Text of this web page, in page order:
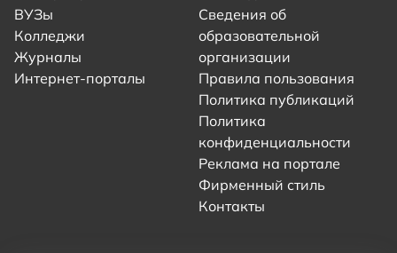
ВУЗы
Колледжи
Журналы
Интернет-порталы
Сведения об
образовательной
организации
Правила пользования
Политика публикаций
Политика
конфиденциальности
Реклама на портале
Фирменный стиль
Контакты